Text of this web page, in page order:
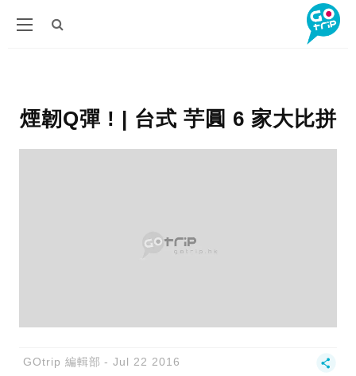
煙韌Q彈 ! | 台式 芋圓 6 家大比拼
GOtrip 編輯部 Jul 22 2016